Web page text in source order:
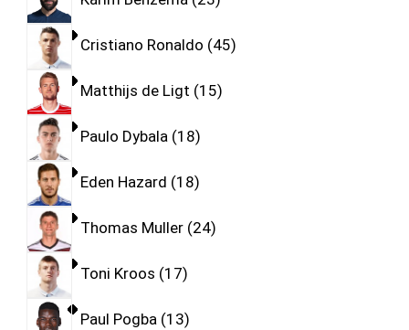
Cristiano Ronaldo 45
Matthijs de Ligt 15
Paulo Dybala 18
Eden Hazard 18
Thomas Muller 24
Toni Kroos 17
Paul Pogba 13